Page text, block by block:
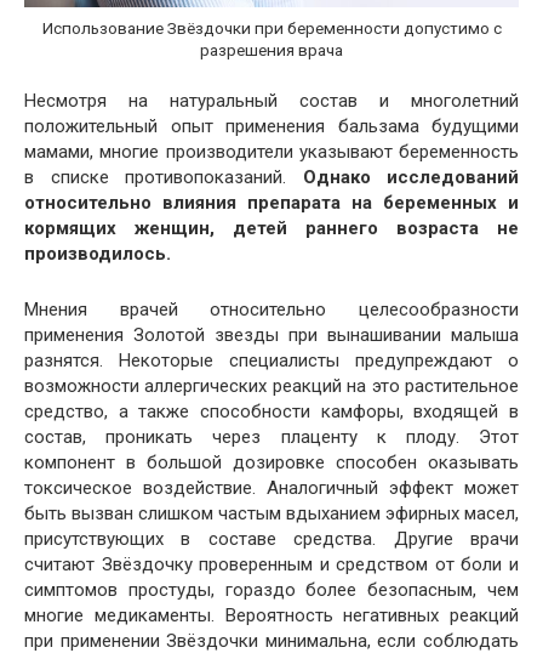
Использование Звёздочки при беременности допустимо с
разрешения врача
Несмотря на натуральный состав и многолетний
положительный опыт применения бальзама будущими
мамами, многие производители указывают беременность
в списке противопоказаний. Однако исследований
относительно влияния препарата на беременных и
кормящих женщин, детей раннего возраста не
производилось.
Мнения врачей относительно целесообразности
применения Золотой звезды при вынашивании малыша
разнятся. Некоторые специалисты предупреждают о
возможности аллергических реакций на это растительное
средство, а также способности камфоры, входящей в
состав, проникать через плаценту к плоду. Этот
компонент в большой дозировке способен оказывать
токсическое воздействие. Аналогичный эффект может
быть вызван слишком частым вдыханием эфирных масел,
присутствующих в составе средства. Другие врачи
считают Звёздочку проверенным и средством от боли и
симптомов простуды, гораздо более безопасным, чем
многие медикаменты. Вероятность негативных реакций
при применении Звёздочки минимальна, если соблюдать